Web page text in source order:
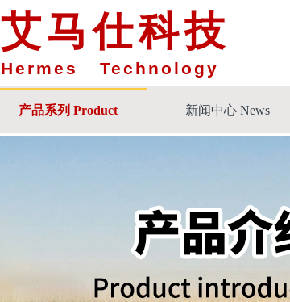
艾马仕科技
Hermes Technology
产品系列 Product 新闻中心 News